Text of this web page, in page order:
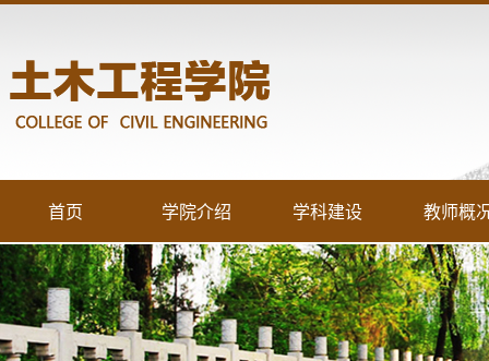
首页 学院介绍 学科建设 教师概